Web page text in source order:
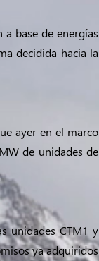
base de energías
decidida hacia la
ayer en el marco
de unidades de
unidades CTM1 y
ya adquiridos